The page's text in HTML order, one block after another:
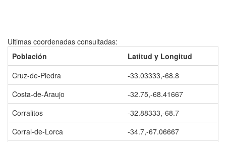
Ultimas coordenadas consultadas:
Población
Latitud y Longitud
Cruz-de-Piedra
-33.03333,-68.8
Costa-de-Araujo
-32.75,-68.41667
Corralitos
-32.88333,-68.7
Corral-de-Lorca
-34.7,-67.06667